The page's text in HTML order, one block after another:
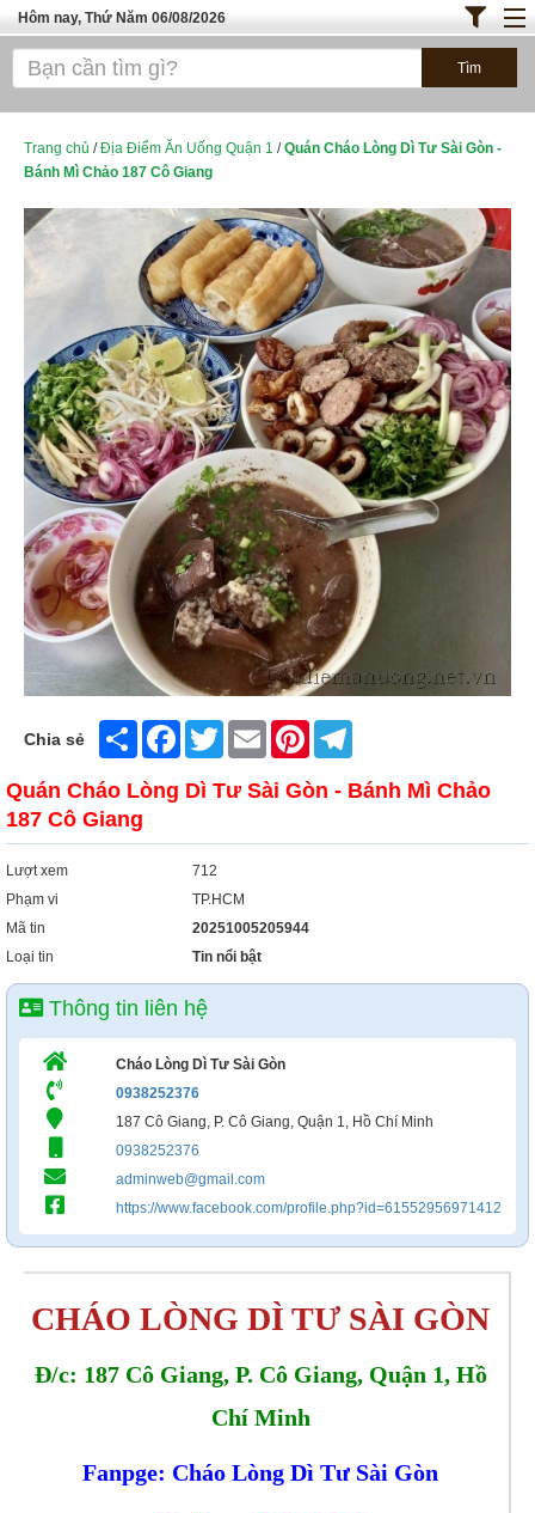
Hôm nay, Thứ Năm 06/08/2026
Trang chủ
Cafe - Kem- Trà Sữa
Thực Phẩm Nông Hải Sản
ĐỊA ĐIỂM ĂN UỐNG HÀ NỘI
Trang chủ /Địa Điểm Ăn Uống Quận 1 /Quán Cháo Lòng Dì Tư Sài Gòn -
Bánh Mì Chảo 187 Cô Giang
Chia sẻ Share FacebookTwitter Email Pinterest
Quán Cháo Lòng Dì Tư Sài Gòn - Bánh Mì Chảo
187 Cô Giang
Lượt xem
712
Phạm vi
TP.HCM
Mã tin
20251005205944
Loại tin
Tin nổi bật
Thông tin liên hệ
Cháo Lòng Dì Tư Sài Gòn
0938252376
187 Cô Giang, P. Cô Giang, Quận 1, Hồ Chí Minh
0938252376
adminweb@gmail.com
https://www.facebook.com/profile.php?id=61552956971412
CHÁO LÒNG DÌ TƯ SÀI GÒN
Đ/c: 187 Cô Giang, P. Cô Giang, Quận 1, Hồ
Chí Minh
Fanpge: Cháo Lòng Dì Tư Sài Gòn